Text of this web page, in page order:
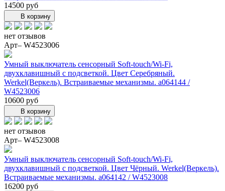
14500 руб
В корзину
нет отзывов
Арт– W4523006
Умный выключатель сенсорный Soft-touch/Wi-Fi,
двухклавишный с подсветкой. Цвет Серебряный.
Werkel(Веркель). Встраиваемые механизмы. a064144 /
W4523006
10600 руб
В корзину
нет отзывов
Арт– W4523008
Умный выключатель сенсорный Soft-touch/Wi-Fi,
двухклавишный с подсветкой. Цвет Чёрный. Werkel(Веркель).
Встраиваемые механизмы. a064142 / W4523008
16200 руб